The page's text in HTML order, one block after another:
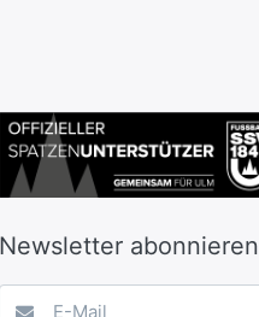
Newsletter abonnieren